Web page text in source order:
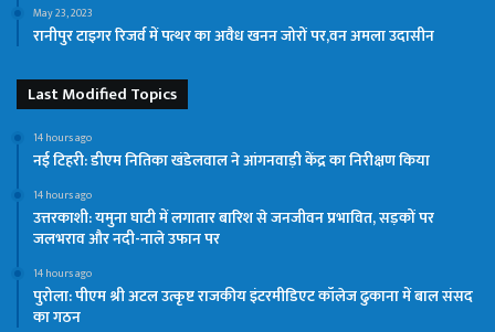
May 23, 2023
रानीपुर टाइगर रिजर्व में पत्थर का अवैध खनन जोरों पर,वन अमला उदासीन
Last Modified Topics
14 hours ago
नई टिहरी: डीएम नितिका खंडेलवाल ने आंगनवाड़ी केंद्र का निरीक्षण किया
14 hours ago
उत्तरकाशी: यमुना घाटी में लगातार बारिश से जनजीवन प्रभावित, सड़कों पर
जलभराव और नदी-नाले उफान पर
14 hours ago
पुरोला: पीएम श्री अटल उत्कृष्ट राजकीय इंटरमीडिएट कॉलेज ढुकाना में बाल संसद
का गठन